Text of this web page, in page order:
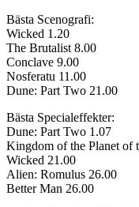
Bästa Scenografi:
Wicked 1.20
The Brutalist 8.00
Conclave 9.00
Nosferatu 11.00
Dune: Part Two 21.00
Bästa Specialeffekter:
Dune: Part Two 1.07
Kingdom of the Planet of
Wicked 21.00
Alien: Romulus 26.00
Better Man 26.00